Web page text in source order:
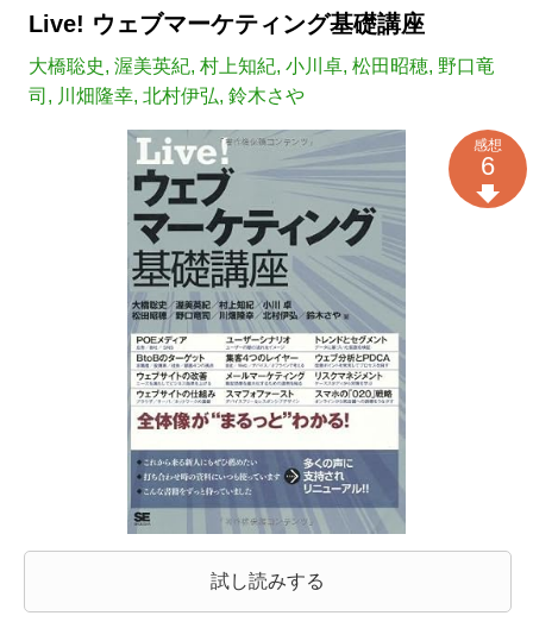
Live! ウェブマーケティング基礎講座
大橋聡史, 渥美英紀, 村上知紀, 小川卓, 松田昭穂, 野口竜
司 , 川畑隆幸, 北村伊弘, 鈴木さや
試し読みする
感想
6